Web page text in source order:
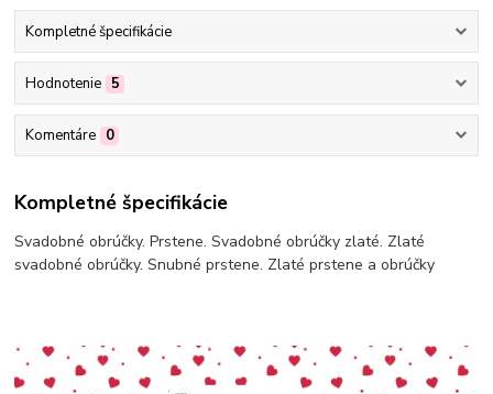
Kompletné špecifikácie
Hodnotenie 5
Komentáre 0
Kompletné špecifikácie
Svadobné obrúčky. Prstene. Svadobné obrúčky zlaté. Zlaté
svadobné obrúčky. Snubné prstene. Zlaté prstene a obrúčky